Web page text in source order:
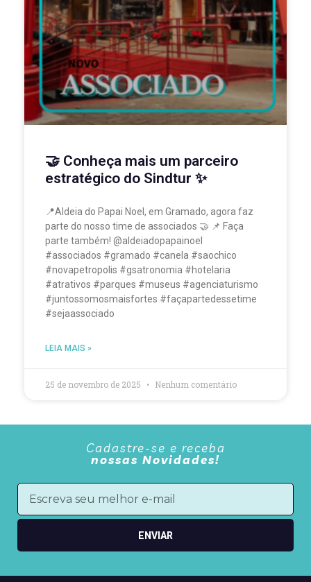
🤝 Conheça mais um parceiro
estratégico do Sindtur ✨
📍Aldeia do Papai Noel, em Gramado, agora faz
parte do nosso time de associados 🤝 📌 Faça
parte também! @aldeiadopapainoel
#associados #gramado #canela #saochico
#novapetropolis #gsatronomia #hotelaria
#atrativos #parques #museus #agenciaturismo
#juntossomosmaisfortes #façapartedessetime
#sejaassociado
LEIA MAIS »
25 de novembro de 2025 Nenhum comentário
Cadastre-se e receba
nossas Novidades!
ENVIAR